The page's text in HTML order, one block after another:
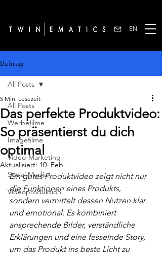
EN
Beitrag
All Posts
Werbefilme
Imagefilme
Video-Marketing
Social Media
Videoproduktion
All Posts
Das perfekte Produktvideo:
So präsentierst du dich
optimal
5 Min. Lesezeit
Aktualisiert: 10. Feb.
Ein gutes Produktvideo zeigt nicht nur
die Funktionen eines Produkts,
sondern vermittelt dessen Nutzen klar
und emotional. Es kombiniert
ansprechende Bilder, verständliche
Erklärungen und eine fesselnde Story,
um das Produkt ins beste Licht zu